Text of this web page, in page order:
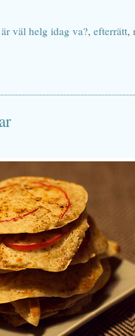
väl helg idag va?, efterrätt,